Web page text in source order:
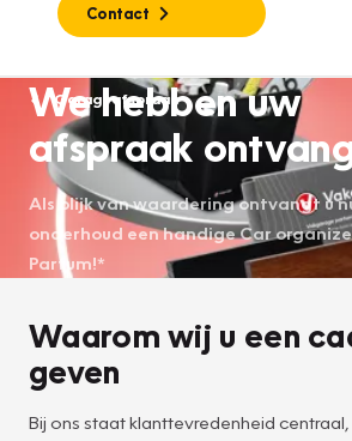
Contact
Garageafspraak
We hebben uw
afspraak
Als blijk van waardering ontvangt u
onderhoud een handige Car
Parfum!*
Waarom wij u een
geven
Bij ons staat klanttevredenheid